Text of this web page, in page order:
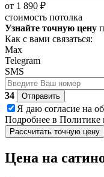
от 1 890 ₽
стоимость потолка
Узнайте точную цену
Как с вами связаться:
Max
Telegram
SMS
34
Отправить
Я даю согласие на
Подробнее в Политике
Рассчитать точную цену
Цена на